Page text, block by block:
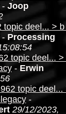
- Joop
topic deel... >
- Processing
topic deel... >
- Erwin
topic deel...
-
29/12/2023,